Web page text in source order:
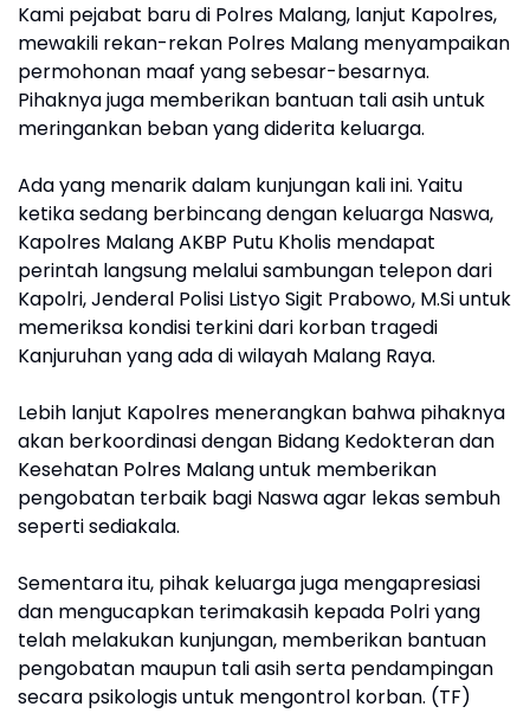
Kami pejabat baru di Polres Malang, lanjut Kapolres,
mewakili rekan-rekan Polres Malang menyampaikan
permohonan maaf yang sebesar-besarnya.
Pihaknya juga memberikan bantuan tali asih untuk
meringankan beban yang diderita keluarga.
Ada yang menarik dalam kunjungan kali ini. Yaitu
ketika sedang berbincang dengan keluarga Naswa,
Kapolres Malang AKBP Putu Kholis mendapat
perintah langsung melalui sambungan telepon dari
Kapolri, Jenderal Polisi Listyo Sigit Prabowo, M.Si untuk
memeriksa kondisi terkini dari korban tragedi
Kanjuruhan yang ada di wilayah Malang Raya.
Lebih lanjut Kapolres menerangkan bahwa pihaknya
akan berkoordinasi dengan Bidang Kedokteran dan
Kesehatan Polres Malang untuk memberikan
pengobatan terbaik bagi Naswa agar lekas sembuh
seperti sediakala.
Sementara itu, pihak keluarga juga mengapresiasi
dan mengucapkan terimakasih kepada Polri yang
telah melakukan kunjungan, memberikan bantuan
pengobatan maupun tali asih serta pendampingan
secara psikologis untuk mengontrol korban. (TF)